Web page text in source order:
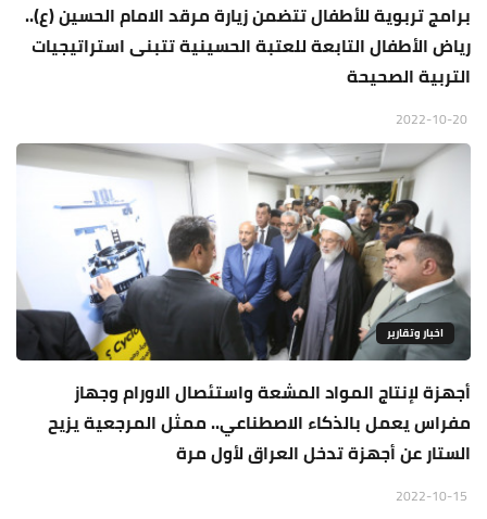
برامج تربوية للأطفال تتضمن زيارة مرقد الامام الحسين (ع)..
رياض الأطفال التابعة للعتبة الحسينية تتبنى استراتيجيات
التربية الصحيحة
اخبار وتقارير
أجهزة لإنتاج المواد المشعة واستئصال الاورام وجهاز
مفراس يعمل بالذكاء الاصطناعي.. ممثل المرجعية يزيح
الستار عن أجهزة تدخل العراق لأول مرة